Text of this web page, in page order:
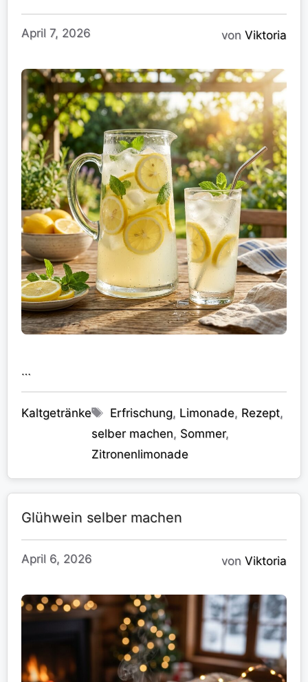
April 7, 2026 von Viktoria
…
Kategorien
Kaltgetränke Schlagwörter
Erfrischung, Limonade, Rezept,
selber machen, Sommer,
Zitronenlimonade
Glühwein selber machen
April 6, 2026 von Viktoria